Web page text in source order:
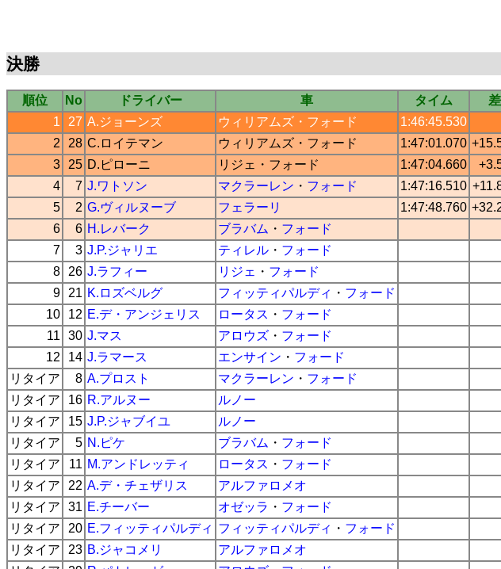
決勝
順位 No ドライバー 車 タイム 差
1
27 A.ジョーンズ ウィリアムズ ・ フォード 1:46:45.530
2
28 C.ロイテマン ウィリアムズ ・ フォード 1:47:01.070
3
25 D.ピローニ リジェ ・ フォード 1:47:04.660
4
7 J.ワトソン マクラーレン ・ フォード 1:47:16.510
5
2 G.ヴィルヌーブ フェラーリ 1:47:48.760
6
6 H.レバーク ブラバム ・ フォード
7
3 J.P.ジャリエ ティレル ・ フォード
8
26 J.ラフィー リジェ ・ フォード
9
21 K.ロズベルグ フィッティパルディ ・ フォード
10
12 E.デ・アンジェリス ロータス ・ フォード
11
30 J.マス アロウズ ・ フォード
12
14 J.ラマース エンサイン ・ フォード
リタイア
8 A.プロスト マクラーレン ・ フォード
リタイア
16 R.アルヌー ルノー
リタイア
15 J.P.ジャブイユ ルノー
リタイア
5 N.ピケ ブラバム ・ フォード
リタイア
11 M.アンドレッティ ロータス ・ フォード
リタイア
22 A.デ・チェザリス アルファロメオ
リタイア
31 E.チーバー オゼッラ ・ フォード
リタイア
20 E.フィッティパルディ フィッティパルディ ・ フォード
リタイア
23 B.ジャコメリ アルファロメオ